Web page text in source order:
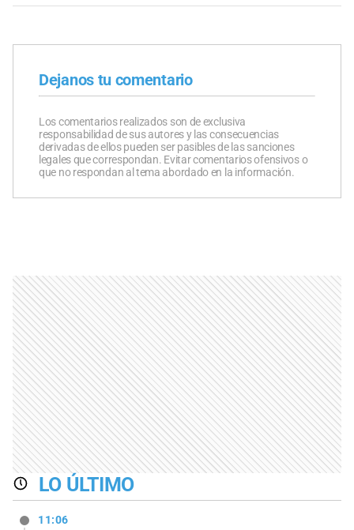
Dejanos tu comentario
Los comentarios realizados son de exclusiva
responsabilidad de sus autores y las consecuencias
derivadas de ellos pueden ser pasibles de las sanciones
legales que correspondan. Evitar comentarios ofensivos o
que no respondan al tema abordado en la información.
LO ÚLTIMO
11:06